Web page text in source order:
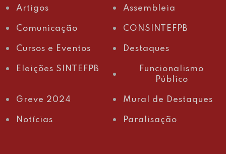
Artigos Assembleia
Comunicação CONSINTEFPB
Cursos e Eventos Destaques
Eleições SINTEFPB
Funcionalismo
Público
Greve 2024 Mural de Destaques
Notícias Paralisação